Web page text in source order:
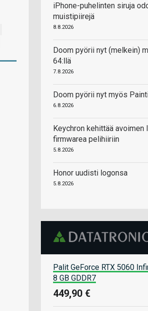
iPhone-puhelinten siruja
muistipiirejä
8.8.2026
Doom pyörii nyt (melkein)
64:llä
7.8.2026
Doom pyörii nyt myös
6.8.2026
Keychron kehittää avoimen
firmwarea pelihiiriin
5.8.2026
Honor uudisti logonsa
5.8.2026
Palit GeForce RTX 5060
8 GB GDDR7
449,90 €